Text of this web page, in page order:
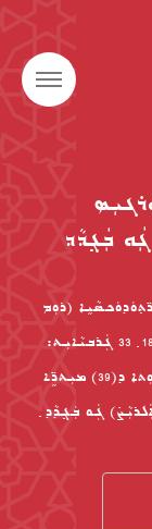
ܒܲܓ݂ܕܵܕ
(ܪܘܼܡ
ܐܲܪܬ݂ܘܿܕܘܿܟܣ: ܥܹܕܬܐ ܝܲܘܢܵܝܬܐ): ܥܲܠ ܣܸܪܛܵܐ ܕ 10 2 18 ݂ 33 ܓܲܪܒܝܵܐܝܼܬ:
ܘܥܲܠ ܣܸܪܛܵܐ ܕ 20 47 26 ݂ 44 ܡܲܕܢܚܵܐܝܼܬ: ܘܥܲܠ ܪܵܡܘܼܬܐ ܕ(39) ܡܝܼܬܖܹ̈ܐ
ܓܲܘ ܒܲܓ݂ܕܵܕ